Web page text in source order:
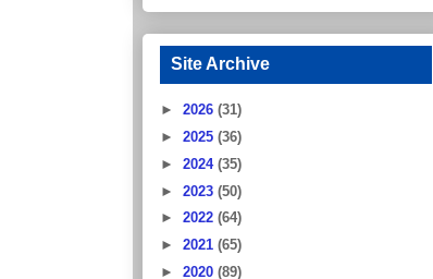
Site Archive
► 2026 (31)
► 2025 (36)
► 2024 (35)
► 2023 (50)
► 2022 (64)
► 2021 (65)
► 2020 (89)